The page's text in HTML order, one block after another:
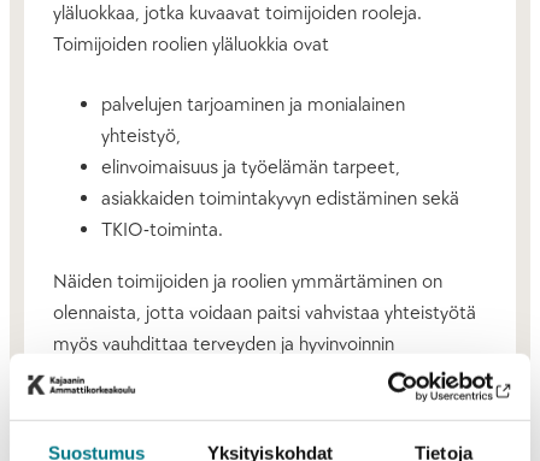
Suostumus Yksityiskohdat Tietoja
yläluokkaa, jotka kuvaavat toimijoiden rooleja.
Toimijoiden roolien yläluokkia ovat
palvelujen tarjoaminen ja monialainen
yhteistyö,
elinvoimaisuus ja työelämän tarpeet,
asiakkaiden toimintakyvyn edistäminen sekä
TKIO-toiminta.
Näiden toimijoiden ja roolien ymmärtäminen on
olennaista, jotta voidaan paitsi vahvistaa yhteistyötä
myös vauhdittaa terveyden ja hyvinvoinnin
innovaatioita.